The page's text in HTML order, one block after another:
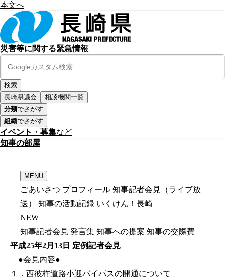
本文へ
災害等に関する緊急情報
長崎県議会
相談機関一覧
分類でさがす
組織でさがす
イベント・募集など
知事の部屋
MENU
ごあいさつ プロフィール 知事記者会見（ライブ放
送）
知事の活動記録 いくけん！長崎
NEW
知事記者会見 発言集 知事への提案 知事の交際費
平成25年2月13日 定例記者会見
●会見内容●
１．西彼杵道路小迎バイパスの開通について